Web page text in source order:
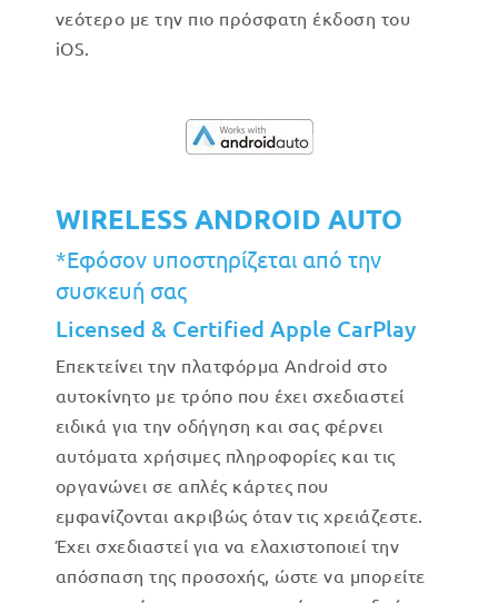
νεότερο με την πιο πρόσφατη έκδοση του
iOS.
WIRELESS ANDROID AUTO
*Εφόσον υποστηρίζεται από την
συσκευή σας
Licensed & Certified Apple CarPlay
Επεκτείνει την πλατφόρμα Android στο
αυτοκίνητο με τρόπο που έχει σχεδιαστεί
ειδικά για την οδήγηση και σας φέρνει
αυτόματα χρήσιμες πληροφορίες και τις
οργανώνει σε απλές κάρτες που
εμφανίζονται ακριβώς όταν τις χρειάζεστε.
Έχει σχεδιαστεί για να ελαχιστοποιεί την
απόσπαση της προσοχής, ώστε να μπορείτε